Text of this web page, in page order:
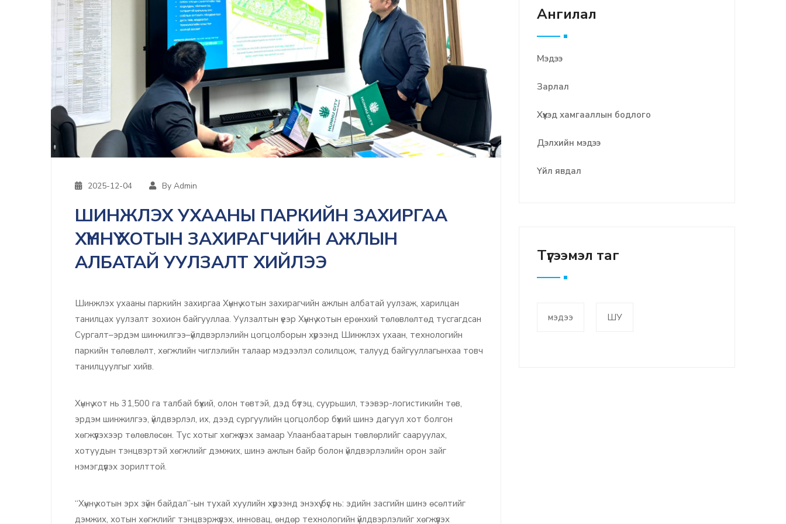
2025-12-04 By Admin
ШИНЖЛЭХ УХААНЫ ПАРКИЙН ЗАХИРГАА
ХҮННҮ ХОТЫН ЗАХИРАГЧИЙН АЖЛЫН
АЛБАТАЙ УУЛЗАЛТ ХИЙЛЭЭ
Шинжлэх ухааны паркийн захиргаа Хүннү хотын захирагчийн ажлын албатай уулзаж, харилцан
танилцах уулзалт зохион байгууллаа. Уулзалтын үеэр Хүннү хотын ерөнхий төлөвлөлтөд тусгагдсан
Сургалт–эрдэм шинжилгээ–үйлдвэрлэлийн цогцолборын хүрээнд Шинжлэх ухаан, технологийн
паркийн төлөвлөлт, хөгжлийн чиглэлийн талаар мэдээлэл солилцож, талууд байгууллагынхаа товч
танилцуулгыг хийв.
Хүннү хот нь 31,500 га талбай бүхий, олон төвтэй, дэд бүтэц, суурьшил, тээвэр-логистикийн төв,
эрдэм шинжилгээ, үйлдвэрлэл, их, дээд сургуулийн цогцолбор бүхий шинэ дагуул хот болгон
хөгжүүлэхээр төлөвлөсөн. Тус хотыг хөгжүүлэх замаар Улаанбаатарын төвлөрлийг сааруулах,
хотуудын тэнцвэртэй хөгжлийг дэмжих, шинэ ажлын байр болон үйлдвэрлэлийн орон зайг
нэмэгдүүлэх зорилттой.
“Хүннү хотын эрх зүйн байдал”-ын тухай хуулийн хүрээнд энэхүү бүс нь: эдийн засгийн шинэ өсөлтийг
дэмжих, хотын хөгжлийг тэнцвэржүүлэх, инновац, өндөр технологийн үйлдвэрлэлийг хөгжүүлэх
Ангилал
Мэдээ
Зарлал
Хүүхэд хамгааллын бодлого
Дэлхийн мэдээ
Үйл явдал
Түгээмэл таг
мэдээ ШУ